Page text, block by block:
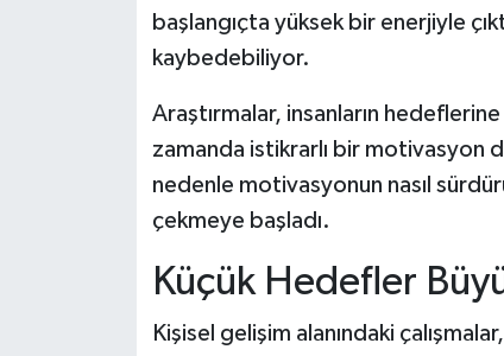
başlangıçta yüksek bir enerjiyle
kaybedebiliyor.
Araştırmalar, insanların
zamanda istikrarlı bir motivasyon
nedenle motivasyonun nasıl
çekmeye başladı.
Küçük Hedefler
Kişisel gelişim alanındaki